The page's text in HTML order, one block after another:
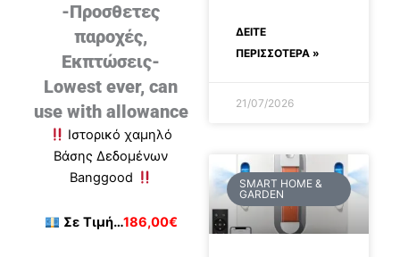
-Προσθετες
παροχές,
Εκπτώσεις-
Lowest ever, can
use with allowance
Ιστορικό χαμηλό
Βάσης Δεδομένων
Banggood
Σε Τιμή…186,00€
ΔΕΊΤΕ
ΠΕΡΙΣΣΟΤΕΡΑ »
21/07/2026
SMART HOME &
GARDEN